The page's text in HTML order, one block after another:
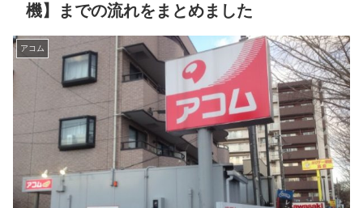
機】までの流れをまとめました
アコム